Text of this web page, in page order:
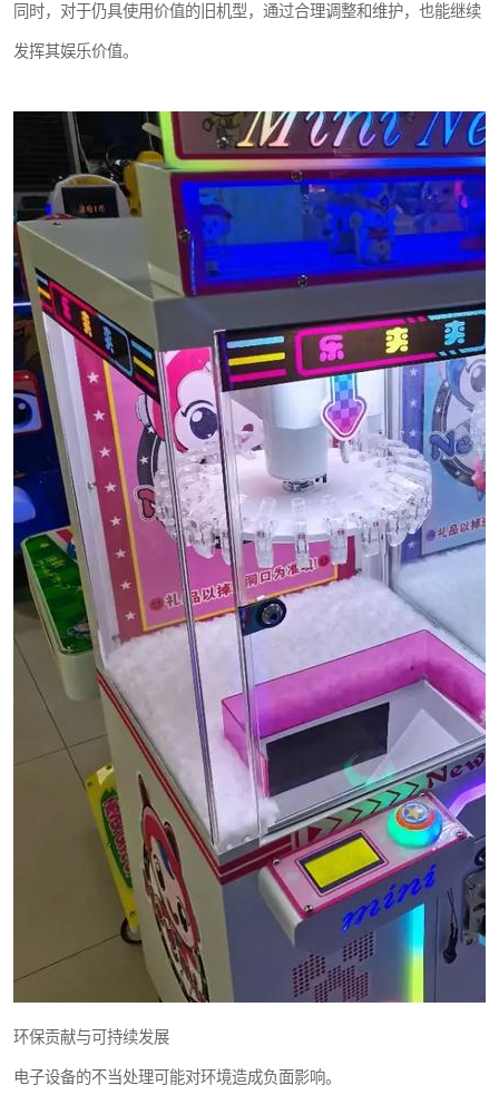
同时，对于仍具使用价值的旧机型，通过合理调整和维护，也能继续
发挥其娱乐价值。
环保贡献与可持续发展
电子设备的不当处理可能对环境造成负面影响。